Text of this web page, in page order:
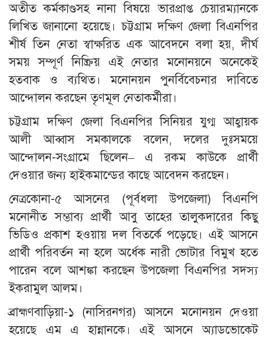
অতীত কর্মকাণ্ডসহ নানা বিষয়ে ভারপ্রাপ্ত চেয়ারম্যানকে
লিখিত জানানো হয়েছে। চট্টগ্রাম দক্ষিণ জেলা বিএনপির
শীর্ষ তিন নেতা স্বাক্ষরিত এক আবেদনে বলা হয়, দীর্ঘ
সময় সম্পূর্ণ নিষ্ক্রিয় এই নেতার মনোনয়নে অনেকেই
হতবাক ও ব্যথিত। মনোনয়ন পুনর্বিবেচনার দাবিতে
আন্দোলন করছেন তৃণমূল নেতাকর্মীরা।
চট্টগ্রাম দক্ষিণ জেলা বিএনপির সিনিয়র যুগ্ম আহ্বায়ক
আলী আব্বাস সমকালকে বলেন, দলের দুঃসময়ে
আন্দোলন-সংগ্রামে ছিলেন– এ রকম কাউকে প্রার্থী
দেওয়ার জন্য হাইকমান্ডের কাছে আবেদন করছেন।
নেত্রকোনা-৫ আসনের (পূর্বধলা উপজেলা) বিএনপি
মনোনীত সম্ভাব্য প্রার্থী আবু তাহের তালুকদারের কিছু
ভিডিও প্রকাশ হওয়ায় দল বিতর্কে পড়েছে। এই আসনে
প্রার্থী পরিবর্তন না হলে অর্ধেক নারী ভোটার বিমুখ হতে
পারেন বলে আশঙ্কা করছেন উপজেলা বিএনপির সদস্য
ইকরামুল আলম।
ব্রাহ্মণবাড়িয়া-১ (নাসিরনগর) আসনে মনোনয়ন দেওয়া
হয়েছে এম এ হান্নানকে। এই আসনে অ্যাডভোকেট